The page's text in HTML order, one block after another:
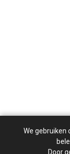
We gebruiken
Door